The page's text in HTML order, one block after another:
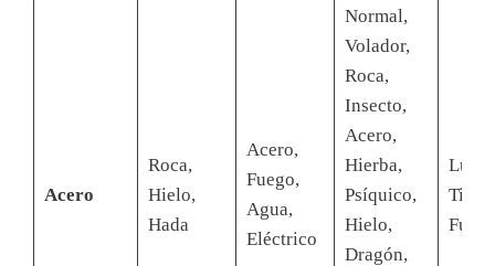
Acero
Roca,
Hielo,
Hada
Acero,
Fuego,
Agua,
Eléctrico
Normal,
Volador,
Roca,
Insecto,
Acero,
Hierba,
Psíquico,
Hielo,
Dragón,